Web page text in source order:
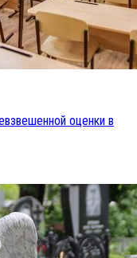
оценки в